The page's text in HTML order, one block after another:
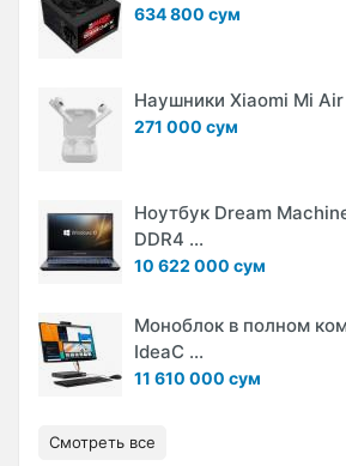
634 800 сум
Наушники Xiaomi Mi Air
271 000 сум
Ноутбук Dream
DDR4 ...
10 622 000 сум
Моноблок в полном
IdeaC ...
11 610 000 сум
Смотреть все